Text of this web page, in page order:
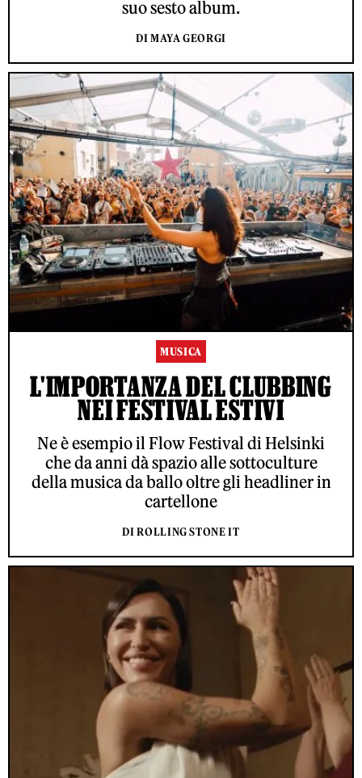
suo sesto album.
DI MAYA GEORGI
MUSICA
L'IMPORTANZA DEL CLUBBING
NEI FESTIVAL ESTIVI
Ne è esempio il Flow Festival di Helsinki
che da anni dà spazio alle sottoculture
della musica da ballo oltre gli headliner in
cartellone
DI ROLLING STONE IT